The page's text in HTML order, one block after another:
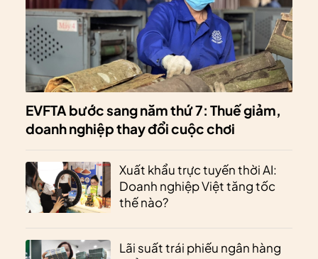
EVFTA bước sang năm thứ 7: Thuế giảm,
doanh nghiệp thay đổi cuộc chơi
Xuất khẩu trực tuyến thời AI:
Doanh nghiệp Việt tăng tốc
thế nào?
Lãi suất trái phiếu ngân hàng